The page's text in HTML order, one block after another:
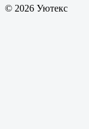
© 2026 Уютекс